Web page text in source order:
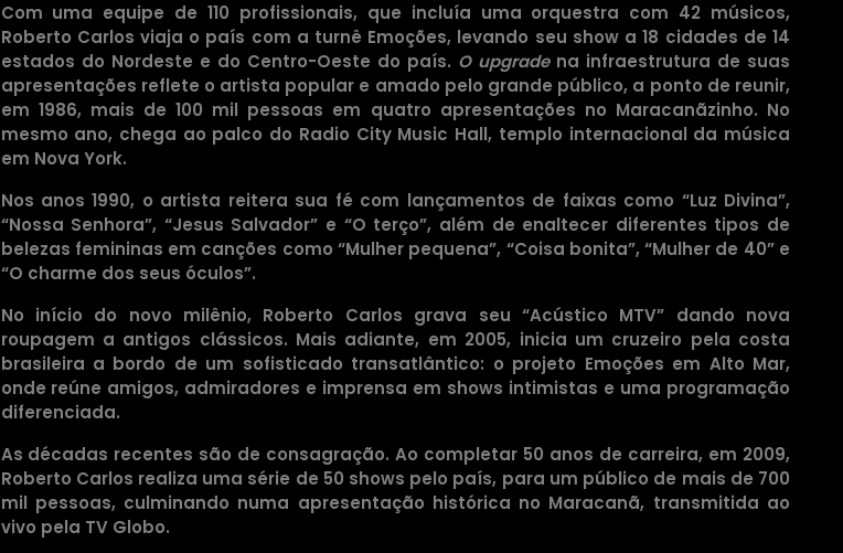
Com uma equipe de 110 profissionais, que incluía uma orquestra com 42 músicos,
Roberto Carlos viaja o país com a turnê Emoções, levando seu show a 18 cidades de 14
estados do Nordeste e do Centro-Oeste do país. O upgrade na infraestrutura de suas
apresentações reflete o artista popular e amado pelo grande público, a ponto de reunir,
em 1986, mais de 100 mil pessoas em quatro apresentações no Maracanãzinho. No
mesmo ano, chega ao palco do Radio City Music Hall, templo internacional da música
em Nova York.
Nos anos 1990, o artista reitera sua fé com lançamentos de faixas como “Luz Divina”,
“Nossa Senhora”, “Jesus Salvador” e “O terço”, além de enaltecer diferentes tipos de
belezas femininas em canções como “Mulher pequena”, “Coisa bonita”, “Mulher de 40” e
“O charme dos seus óculos”.
No início do novo milênio, Roberto Carlos grava seu “Acústico MTV” dando nova
roupagem a antigos clássicos. Mais adiante, em 2005, inicia um cruzeiro pela costa
brasileira a bordo de um sofisticado transatlântico: o projeto Emoções em Alto Mar,
onde reúne amigos, admiradores e imprensa em shows intimistas e uma programação
diferenciada.
As décadas recentes são de consagração. Ao completar 50 anos de carreira, em 2009,
Roberto Carlos realiza uma série de 50 shows pelo país, para um público de mais de 700
mil pessoas, culminando numa apresentação histórica no Maracanã, transmitida ao
vivo pela TV Globo.